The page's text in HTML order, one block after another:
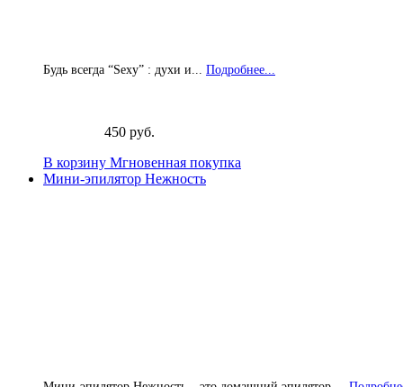
Будь всегда “Sexy” : духи и... Подробнее...
450 руб.
В корзину Мгновенная покупка
Мини-эпилятор Нежность